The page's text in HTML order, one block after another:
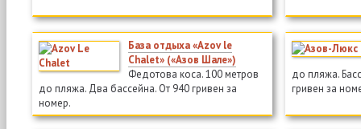
База отдыха «Azov le
Chalet» («Азов Шале»)
Федотова коса. 100 метров
до пляжа. Два бассейна. От 940 гривен за
номер.
до пляжа.
гривен за